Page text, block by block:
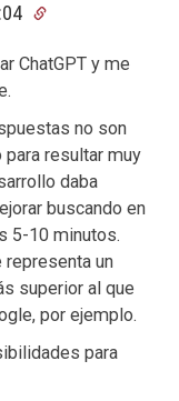
ChatGPT y me
no son
resultar muy
daba
buscando en
5-10 minutos.
representa un
superior al que
por ejemplo.
para